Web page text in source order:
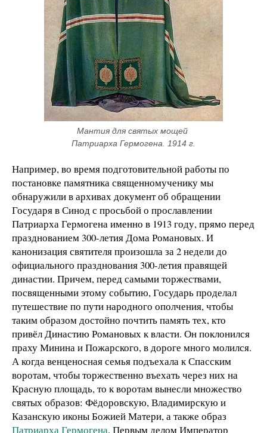
Мантия для святых мощей
Патриарха Гермогена. 1914 г.
Например, во время подготовительной работы по
постановке памятника священномученику мы
обнаружили в архивах документ об обращении
Государя в Синод с просьбой о прославлении
Патриарха Гермогена именно в 1913 году, прямо перед
празднованием 300-летия Дома Романовых. И
канонизация святителя произошла за 2 недели до
официального празднования 300-летия правящей
династии. Причем, перед самыми торжествами,
посвященными этому событию, Государь проделал
путешествие по пути народного ополчения, чтобы
таким образом достойно почтить память тех, кто
привёл Династию Романовых к власти. Он поклонился
праху Минина и Пожарского, в дороге много молился.
А когда венценосная семья подъехала к Спасским
воротам, чтобы торжественно въехать через них на
Красную площадь, то к воротам вынесли множество
святых образов: Фёдоровскую, Владимирскую и
Казанскую иконы Божией Матери, а также образ
Патриарха Гермогена. Первым делом Император